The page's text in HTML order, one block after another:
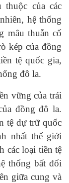
thuộc của các
hệ thống
mâu thuẫn cố
kép của đồng
tệ quốc gia,
đô la.
vững của trái
đồng đô la.
tệ dự trữ quốc
nhất thế giới
các loại tiền tệ
thống bất đối
giữa cung và